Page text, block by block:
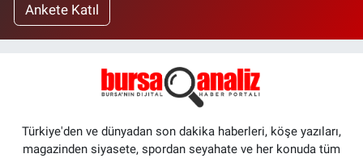
Ankete Katıl
Türkiye'den ve dünyadan son dakika haberleri, köşe yazıları,
magazinden siyasete, spordan seyahate ve her konuda tüm